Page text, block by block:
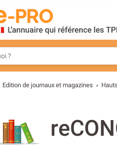
Edition de journaux et magazines >